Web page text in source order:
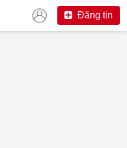
Đăng tin